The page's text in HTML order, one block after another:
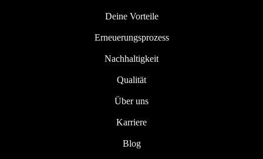
Deine Vorteile
Erneuerungsprozess
Nachhaltigkeit
Qualität
Über uns
Karriere
Blog